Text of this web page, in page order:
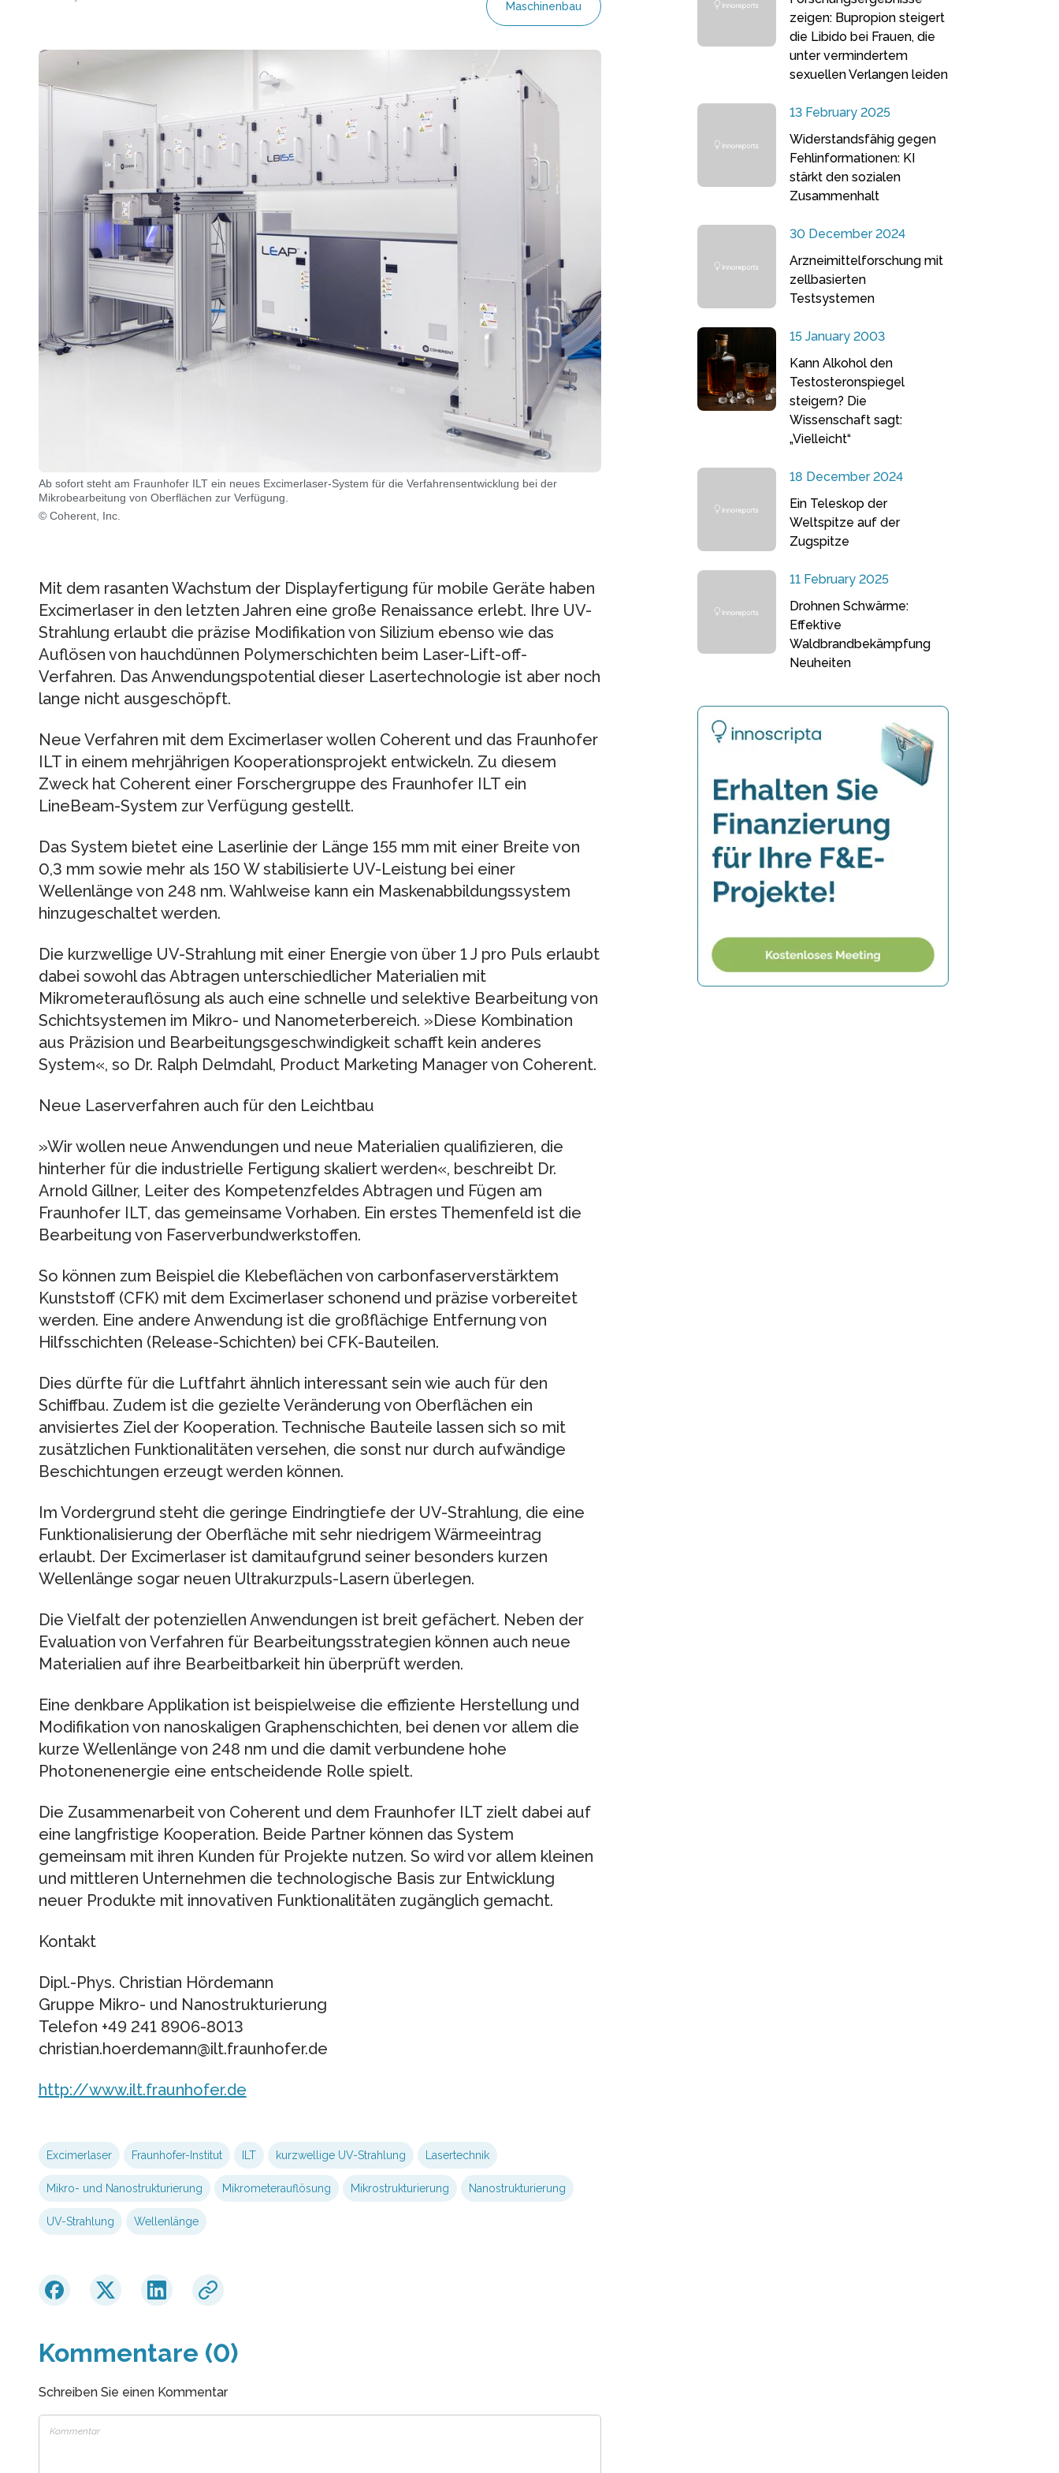
Maschinenbau
Ab sofort steht am Fraunhofer ILT ein neues Excimerlaser-System für die Verfahrensentwicklung bei der
Mikrobearbeitung von Oberflächen zur Verfügung.
© Coherent, Inc.
Mit dem rasanten Wachstum der Displayfertigung für mobile Geräte haben
Excimerlaser in den letzten Jahren eine große Renaissance erlebt. Ihre UV-
Strahlung erlaubt die präzise Modifikation von Silizium ebenso wie das
Auflösen von hauchdünnen Polymerschichten beim Laser-Lift-off-
Verfahren. Das Anwendungspotential dieser Lasertechnologie ist aber noch
lange nicht ausgeschöpft.
Neue Verfahren mit dem Excimerlaser wollen Coherent und das Fraunhofer
ILT in einem mehrjährigen Kooperationsprojekt entwickeln. Zu diesem
Zweck hat Coherent einer Forschergruppe des Fraunhofer ILT ein
LineBeam-System zur Verfügung gestellt.
Das System bietet eine Laserlinie der Länge 155 mm mit einer Breite von
0,3 mm sowie mehr als 150 W stabilisierte UV-Leistung bei einer
Wellenlänge von 248 nm. Wahlweise kann ein Maskenabbildungssystem
hinzugeschaltet werden.
Die kurzwellige UV-Strahlung mit einer Energie von über 1 J pro Puls erlaubt
dabei sowohl das Abtragen unterschiedlicher Materialien mit
Mikrometerauflösung als auch eine schnelle und selektive Bearbeitung von
Schichtsystemen im Mikro- und Nanometerbereich. »Diese Kombination
aus Präzision und Bearbeitungsgeschwindigkeit schafft kein anderes
System«, so Dr. Ralph Delmdahl, Product Marketing Manager von Coherent.
Neue Laserverfahren auch für den Leichtbau
»Wir wollen neue Anwendungen und neue Materialien qualifizieren, die
hinterher für die industrielle Fertigung skaliert werden«, beschreibt Dr.
Arnold Gillner, Leiter des Kompetenzfeldes Abtragen und Fügen am
Fraunhofer ILT, das gemeinsame Vorhaben. Ein erstes Themenfeld ist die
Bearbeitung von Faserverbundwerkstoffen.
So können zum Beispiel die Klebeflächen von carbonfaserverstärktem
Kunststoff (CFK) mit dem Excimerlaser schonend und präzise vorbereitet
werden. Eine andere Anwendung ist die großflächige Entfernung von
Hilfsschichten (Release-Schichten) bei CFK-Bauteilen.
Dies dürfte für die Luftfahrt ähnlich interessant sein wie auch für den
Schiffbau. Zudem ist die gezielte Veränderung von Oberflächen ein
anvisiertes Ziel der Kooperation. Technische Bauteile lassen sich so mit
zusätzlichen Funktionalitäten versehen, die sonst nur durch aufwändige
Beschichtungen erzeugt werden können.
Im Vordergrund steht die geringe Eindringtiefe der UV-Strahlung, die eine
Funktionalisierung der Oberfläche mit sehr niedrigem Wärmeeintrag
erlaubt. Der Excimerlaser ist damitaufgrund seiner besonders kurzen
Wellenlänge sogar neuen Ultrakurzpuls-Lasern überlegen.
Die Vielfalt der potenziellen Anwendungen ist breit gefächert. Neben der
Evaluation von Verfahren für Bearbeitungsstrategien können auch neue
Materialien auf ihre Bearbeitbarkeit hin überprüft werden.
Eine denkbare Applikation ist beispielweise die effiziente Herstellung und
Modifikation von nanoskaligen Graphenschichten, bei denen vor allem die
kurze Wellenlänge von 248 nm und die damit verbundene hohe
Photonenenergie eine entscheidende Rolle spielt.
Die Zusammenarbeit von Coherent und dem Fraunhofer ILT zielt dabei auf
eine langfristige Kooperation. Beide Partner können das System
gemeinsam mit ihren Kunden für Projekte nutzen. So wird vor allem kleinen
und mittleren Unternehmen die technologische Basis zur Entwicklung
neuer Produkte mit innovativen Funktionalitäten zugänglich gemacht.
Kontakt
Dipl.-Phys. Christian Hördemann
Gruppe Mikro- und Nanostrukturierung
Telefon +49 241 8906-8013
christian.hoerdemann@ilt.fraunhofer.de
http://www.ilt.fraunhofer.de
Excimerlaser Fraunhofer-Institut ILT kurzwellige UV-Strahlung Lasertechnik
Mikro- und Nanostrukturierung Mikrometerauflösung Mikrostrukturierung Nanostrukturierung
UV-Strahlung Wellenlänge
Kommentare (0)
Schreiben Sie einen Kommentar
zeigen: Bupropion steigert
die Libido bei Frauen, die
unter vermindertem
sexuellen Verlangen leiden
13 February 2025
Widerstandsfähig gegen
Fehlinformationen: KI
stärkt den sozialen
Zusammenhalt
30 December 2024
Arzneimittelforschung mit
zellbasierten
Testsystemen
15 January 2003
Kann Alkohol den
Testosteronspiegel
steigern? Die
Wissenschaft sagt:
„Vielleicht“
18 December 2024
Ein Teleskop der
Weltspitze auf der
Zugspitze
11 February 2025
Drohnen Schwärme:
Effektive
Waldbrandbekämpfung
Neuheiten